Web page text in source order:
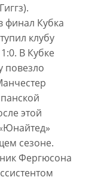
финал Кубка
клубу
В Кубке
повезло
этой
сезоне.
Фергюсона